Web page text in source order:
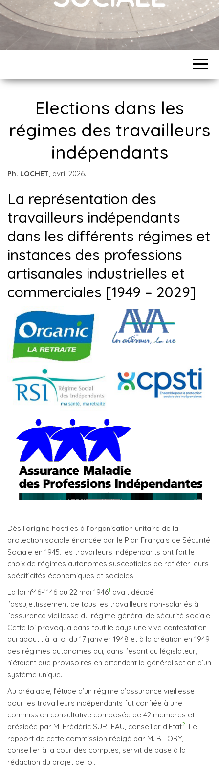
Elections dans les
régimes des travailleurs
indépendants
Ph. LOCHET, avril 2026.
La représentation des
travailleurs indépendants
dans les différents régimes et
instances des professions
artisanales industrielles et
commerciales [1949 – 2029]
Dès l’origine hostiles à l’organisation unitaire de la
protection sociale énoncée par le Plan Français de Sécurité
Sociale en 1945, les travailleurs indépendants ont fait le
choix de régimes autonomes susceptibles de refléter leurs
spécificités économiques et sociales.
La loi n°46-1146 du 22 mai 19461 avait décidé
l’assujettissement de tous les travailleurs non-salariés à
l’assurance vieillesse du régime général de sécurité sociale.
Cette loi provoqua dans tout le pays une vive contestation
qui aboutit à la loi du 17 janvier 1948 et à la création en 1949
des régimes autonomes qui, dans l’esprit du législateur,
n’étaient que provisoires en attendant la généralisation d’un
système unique.
Au préalable, l’étude d’un régime d’assurance vieillesse
pour les travailleurs indépendants fut confiée à une
commission consultative composée de 42 membres et
présidée par M. Frédéric SURLEAU, conseiller d’Etat2. Le
rapport de cette commission rédigé par M. B LORY,
conseiller à la cour des comptes, servit de base à la
rédaction du projet de loi.